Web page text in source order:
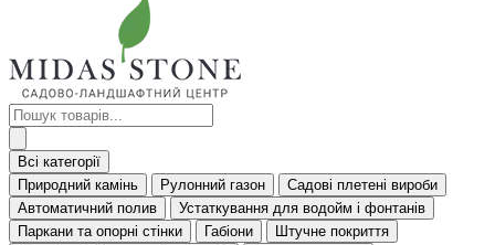
Всі категорії
Природний камінь
Рулонний газон
Садові плетені вироби
Автоматичний полив
Устаткування для водойм і фонтанів
Паркани та опорні стінки
Габіони
Штучне покриття